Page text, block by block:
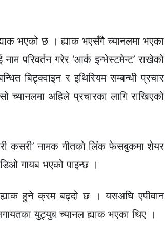
भएको छ । ह्याक भएसँगै च्यानलमा भएका
परिवर्तन गरेर ‘आर्क इन्भेस्टमेन्ट’ राखेको
बिट्क्वाइन र इथिरियम सम्बन्धी प्रचार
अहिले प्रचारका लागि राखिएको
कसरी’ नामक गीतको लिंक फेसबुकमा शेयर
गायब भएको पाइन्छ ।
हुने क्रम बढ्दो छ । यसअघि एपीवान
युट्युब च्यानल ह्याक भएका थिए ।